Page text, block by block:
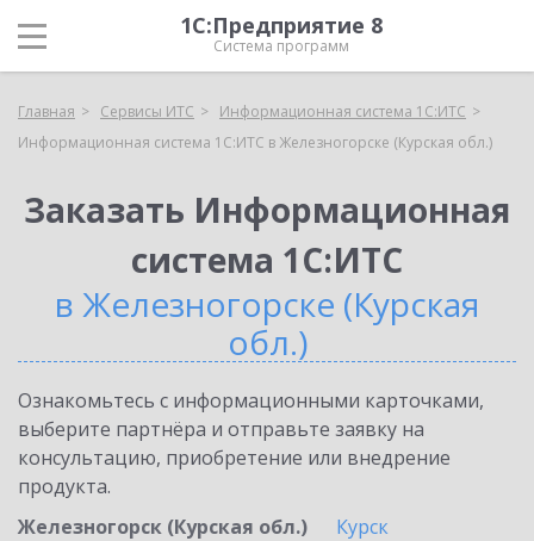
1С:Предприятие 8
Система программ
Главная Сервисы ИТС
Информационная система 1С:ИТС
Информационная система 1С:ИТС в Железногорске (Курская обл.)
Заказать Информационная
система 1С:ИТС
в Железногорске (Курская
обл.)
Ознакомьтесь с информационными карточками,
выберите партнёра и отправьте заявку на
консультацию, приобретение или внедрение
продукта.
Железногорск (Курская обл.)
Курск